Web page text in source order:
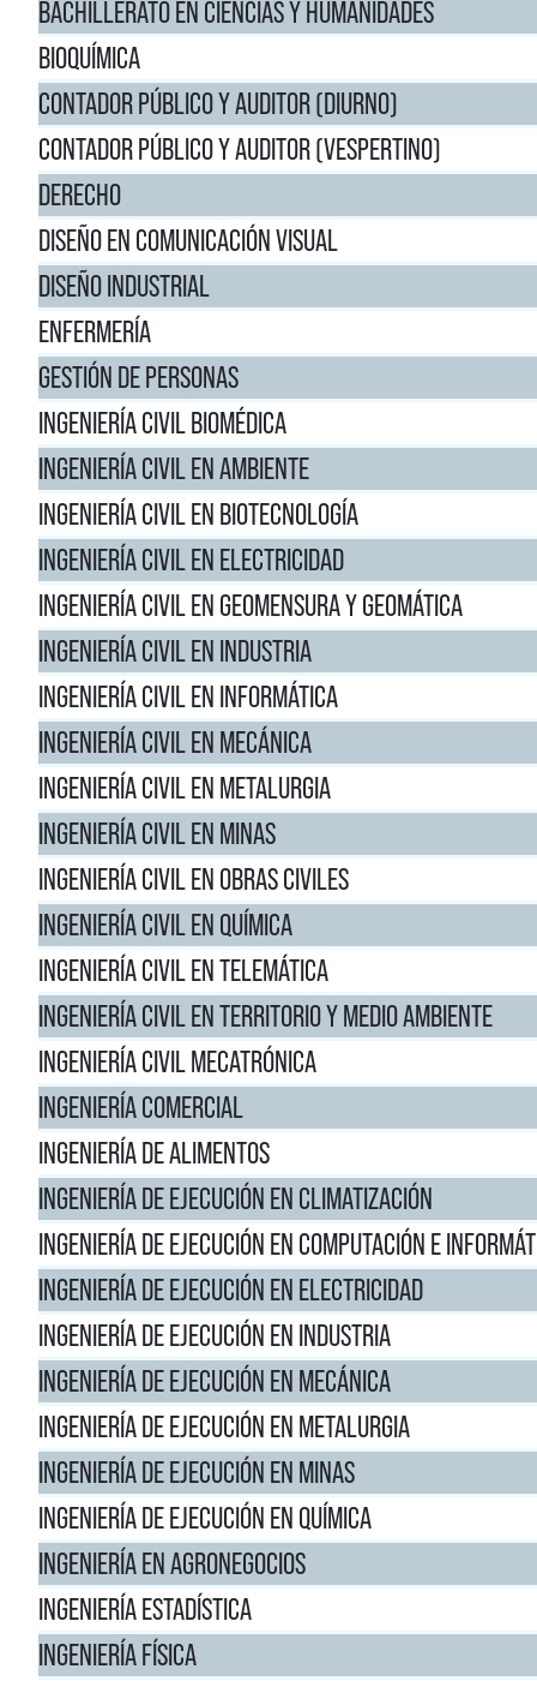
BACHILLERATO EN CIENCIAS Y HUMANIDADES
BIOQUÍMICA
CONTADOR PÚBLICO Y AUDITOR (DIURNO)
CONTADOR PÚBLICO Y AUDITOR (VESPERTINO)
DERECHO
DISEÑO EN COMUNICACIÓN VISUAL
DISEÑO INDUSTRIAL
ENFERMERÍA
GESTIÓN DE PERSONAS
INGENIERÍA CIVIL BIOMÉDICA
INGENIERÍA CIVIL EN AMBIENTE
INGENIERÍA CIVIL EN BIOTECNOLOGÍA
INGENIERÍA CIVIL EN ELECTRICIDAD
INGENIERÍA CIVIL EN GEOMENSURA Y GEOMÁTICA
INGENIERÍA CIVIL EN INDUSTRIA
INGENIERÍA CIVIL EN INFORMÁTICA
INGENIERÍA CIVIL EN MECÁNICA
INGENIERÍA CIVIL EN METALURGIA
INGENIERÍA CIVIL EN MINAS
INGENIERÍA CIVIL EN OBRAS CIVILES
INGENIERÍA CIVIL EN QUÍMICA
INGENIERÍA CIVIL EN TELEMÁTICA
INGENIERÍA CIVIL EN TERRITORIO Y MEDIO AMBIENTE
INGENIERÍA CIVIL MECATRÓNICA
INGENIERÍA COMERCIAL
INGENIERÍA DE ALIMENTOS
INGENIERÍA DE EJECUCIÓN EN CLIMATIZACIÓN
INGENIERÍA DE EJECUCIÓN EN COMPUTACIÓN E
INGENIERÍA DE EJECUCIÓN EN ELECTRICIDAD
INGENIERÍA DE EJECUCIÓN EN INDUSTRIA
INGENIERÍA DE EJECUCIÓN EN MECÁNICA
INGENIERÍA DE EJECUCIÓN EN METALURGIA
INGENIERÍA DE EJECUCIÓN EN MINAS
INGENIERÍA DE EJECUCIÓN EN QUÍMICA
INGENIERÍA EN AGRONEGOCIOS
INGENIERÍA ESTADÍSTICA
INGENIERÍA FÍSICA